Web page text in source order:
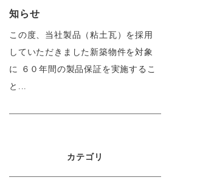
知らせ
この度、当社製品（粘土瓦）を採用
していただきました新築物件を対象
に ６０年間の製品保証を実施するこ
と...
カテゴリ